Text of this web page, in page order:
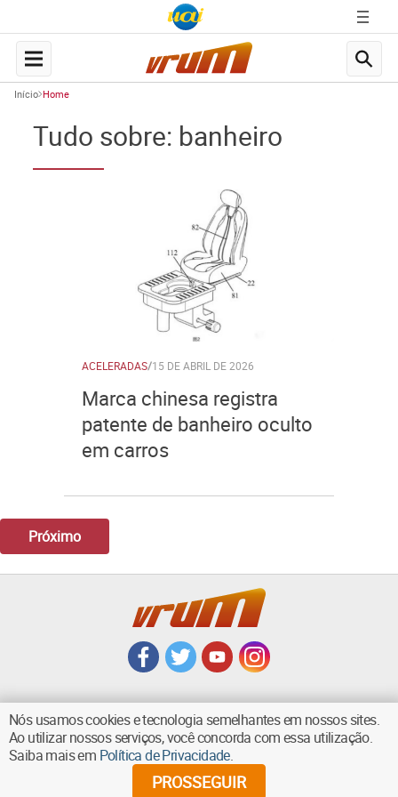
Início Home
Tudo sobre: banheiro
ACELERADAS/15 DE ABRIL DE 2026
Marca chinesa registra
patente de banheiro oculto
em carros
Próximo
VOLTAR AO TOPO
Nós usamos cookies e tecnologia semelhantes em nossos sites.
Ao utilizar nossos serviços, você concorda com essa utilização.
Saiba mais em Política de Privacidade.
PROSSEGUIR